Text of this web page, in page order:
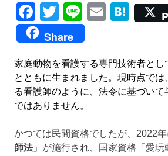
Facebook
TwitterLineEmail
Share
家庭動物を看護する専門技術者とし
とともに生まれました。現時点で
る看護師のように、法令に基づい
ではありません。
かつては民間資格でしたが、2022年
師法」が施行され、国家資格「愛玩